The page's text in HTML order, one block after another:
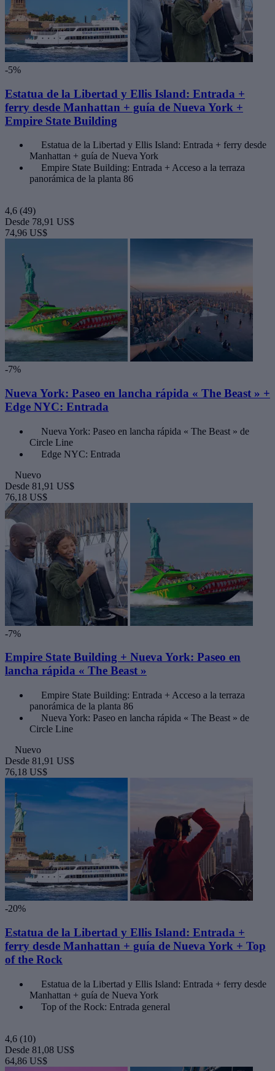
-5%
Estatua de la Libertad y Ellis Island: Entrada +
ferry desde Manhattan + guía de Nueva York +
Empire State Building
Estatua de la Libertad y Ellis Island: Entrada + ferry desde
Manhattan + guía de Nueva York
Empire State Building: Entrada + Acceso a la terraza
panorámica de la planta 86
4,6 (49)
Desde 78,91 US$
74,96 US$
-7%
Nueva York: Paseo en lancha rápida « The Beast » +
Edge NYC: Entrada
Nueva York: Paseo en lancha rápida « The Beast » de
Circle Line
Edge NYC: Entrada
Nuevo
Desde 81,91 US$
76,18 US$
-7%
Empire State Building + Nueva York: Paseo en
lancha rápida « The Beast »
Empire State Building: Entrada + Acceso a la terraza
panorámica de la planta 86
Nueva York: Paseo en lancha rápida « The Beast » de
Circle Line
Nuevo
Desde 81,91 US$
76,18 US$
-20%
Estatua de la Libertad y Ellis Island: Entrada +
ferry desde Manhattan + guía de Nueva York + Top
of the Rock
Estatua de la Libertad y Ellis Island: Entrada + ferry desde
Manhattan + guía de Nueva York
Top of the Rock: Entrada general
4,6 (10)
Desde 81,08 US$
64,86 US$